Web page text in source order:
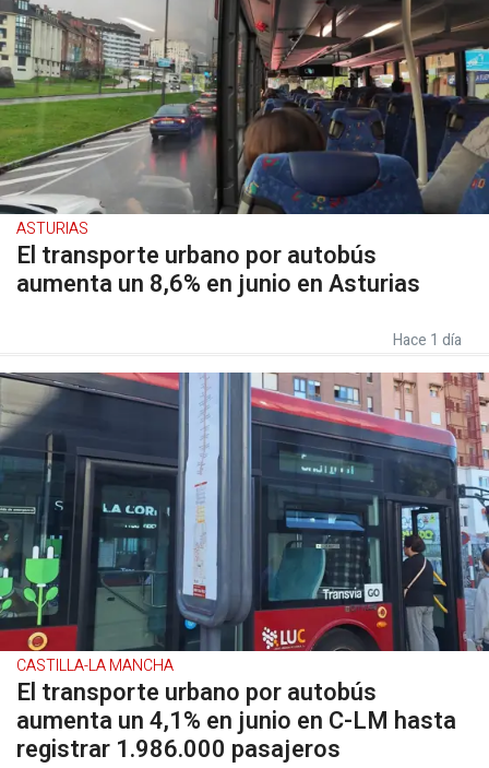
ASTURIAS
El transporte urbano por autobús
aumenta un 8,6% en junio en Asturias
Hace 1 día
CASTILLA-LA MANCHA
El transporte urbano por autobús
aumenta un 4,1% en junio en C-LM hasta
registrar 1.986.000 pasajeros